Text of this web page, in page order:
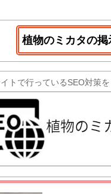
植物のミカタの掲
トで行っているSEO対策を